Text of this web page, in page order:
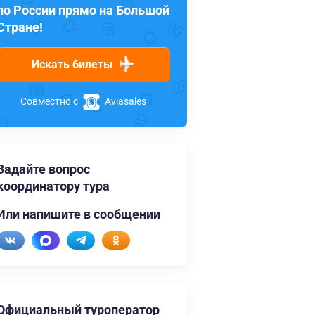
России прямо на Большой
Искать билеты
Совместно с Aviasales
вопрос
тура
напишите в сообщении
туроператор